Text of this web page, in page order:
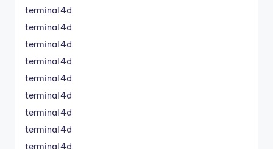
terminal4d
terminal4d
terminal4d
terminal4d
terminal4d
terminal4d
terminal4d
terminal4d
terminal4d